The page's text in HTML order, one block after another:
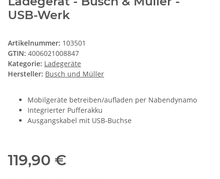
USB-Werk
Artikelnummer: 103501
GTIN: 4006021008847
Kategorie: Ladegeräte
Hersteller: Busch und Müller
Mobilgeräte betreiben/aufladen per Nabendynamo
Integrierter Pufferakku
Ausgangskabel mit USB-Buchse
119,90 €